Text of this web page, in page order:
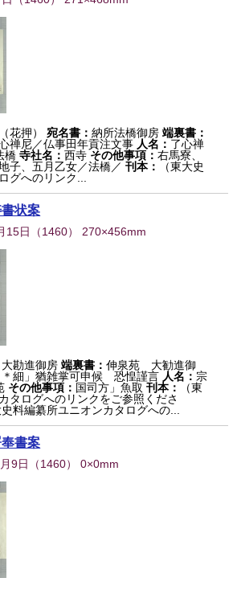
花押） 宛名書：納所法橋御房 端裏書：
禅尼／仏事田年貢注文事 人名： 了心禅
橋 寺社名：西寺 その他事項：右馬寮、
子、五月乙女／法橋／ 刊本：
（東大史
グへのリンク...
状案
15日 （1460） 270×456mm
大勘進御房 端裏書：伸泉苑 大勧進御
＊細」猶雑掌可申候 恐惶謹言 人名： 宗
その他事項： 国司方」魚取 刊本：
（東
タログへのリンクをご参照くださ
史料編纂所ユニオンカタログへの...
書案
9日 （1460） 0×0mm